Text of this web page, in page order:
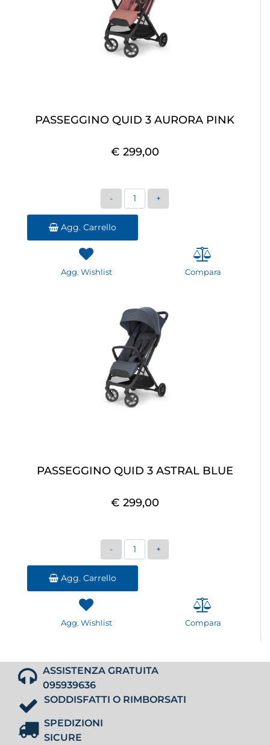
PASSEGGINO QUID 3 AURORA PINK
€ 299,00
Quantità
Agg. Carrello
Agg. Wishlist Compara
PASSEGGINO QUID 3 ASTRAL BLUE
€ 299,00
Quantità
Agg. Carrello
Agg. Wishlist Compara
ASSISTENZA GRATUITA
095939636
SODDISFATTI O RIMBORSATI
SPEDIZIONI
SICURE